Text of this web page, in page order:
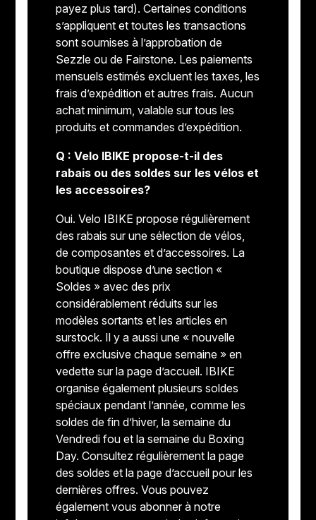
payez plus tard). Certaines conditions
s’appliquent et toutes les transactions
sont soumises à l’approbation de
Sezzle ou de Fairstone. Les paiements
mensuels estimés excluent les taxes, les
frais d’expédition et autres frais. Aucun
achat minimum, valable sur tous les
produits et commandes d’expédition.
Q : Velo IBIKE propose-t-il des
rabais ou des soldes sur les vélos et
les accessoires?
Oui. Velo IBIKE propose régulièrement
des rabais sur une sélection de vélos,
de composantes et d’accessoires. La
boutique dispose d’une section «
Soldes » avec des prix
considérablement réduits sur les
modèles sortants et les articles en
surstock. Il y a aussi une « nouvelle
offre exclusive chaque semaine » en
vedette sur la page d’accueil. IBIKE
organise également plusieurs soldes
spéciaux pendant l’année, comme les
soldes de fin d’hiver, la semaine du
Vendredi fou et la semaine du Boxing
Day. Consultez régulièrement la page
des soldes et la page d’accueil pour les
dernières offres. Vous pouvez
également vous abonner à notre